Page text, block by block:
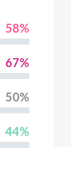
58%
67%
50%
44%